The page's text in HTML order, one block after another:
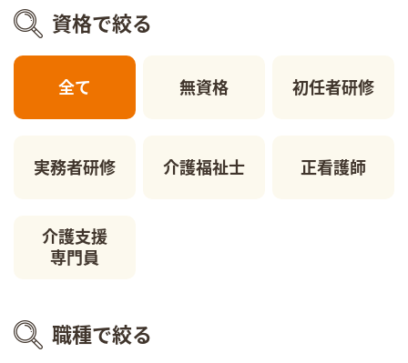
資格で絞る
全て 無資格 初任者研修
実務者研修 介護福祉士 正看護師
介護支援
専門員
職種で絞る